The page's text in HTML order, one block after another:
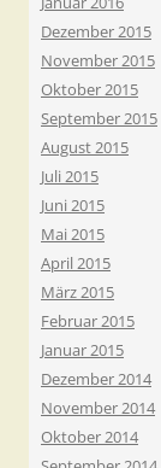
Dezember 2015
November 2015
Oktober 2015
September 2015
August 2015
Juli 2015
Juni 2015
Mai 2015
April 2015
März 2015
Februar 2015
Januar 2015
Dezember 2014
November 2014
Oktober 2014